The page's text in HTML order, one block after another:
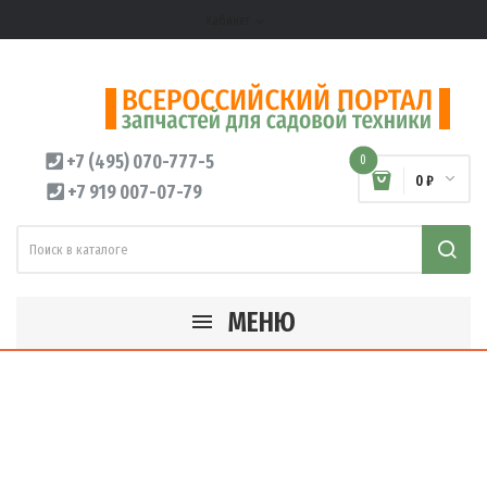
+7 (495) 070-777-5
+7 919 007-07-79
0
0 ₽
МЕНЮ